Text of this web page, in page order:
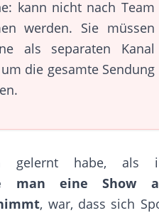
kann nicht nach Team
werden. Sie müssen
als separaten Kanal
die gesamte Sendung
gelernt habe, als
man eine Show
, war, dass sich